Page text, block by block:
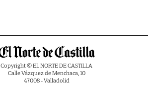
Copyright © EL NORTE DE CASTILLA
Calle Vázquez de Menchaca, 10
47008 - Valladolid